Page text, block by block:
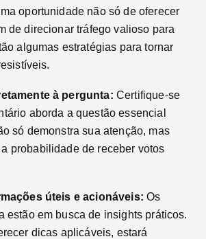
oportunidade não só de oferecer
de direcionar tráfego valioso para
algumas estratégias para tornar
à pergunta: Certifique-se
aborda a questão essencial
só demonstra sua atenção, mas
probabilidade de receber votos
úteis e acionáveis: Os
estão em busca de insights práticos.
dicas aplicáveis, estará